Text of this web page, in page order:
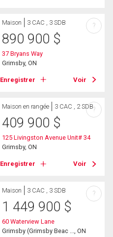
Maison 3 CAC , 3 SDB
890 900 $
37 Bryans Way
Grimsby, ON
Enregistrer Voir
?
Maison en rangée 3 CAC , 2 SDB
409 900 $
125 Livingston Avenue Unit# 34
Grimsby, ON
Enregistrer Voir
?
Maison 3 CAC , 3 SDB
1 449 900 $
60 Waterview Lane
Grimsby (Grimsby Beac ..., ON
?